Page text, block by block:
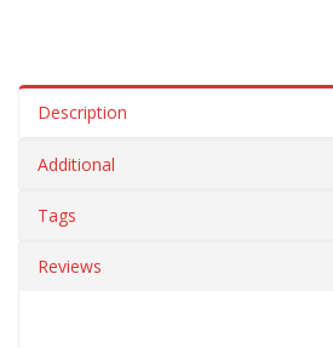
Description
Additional
Tags
Reviews